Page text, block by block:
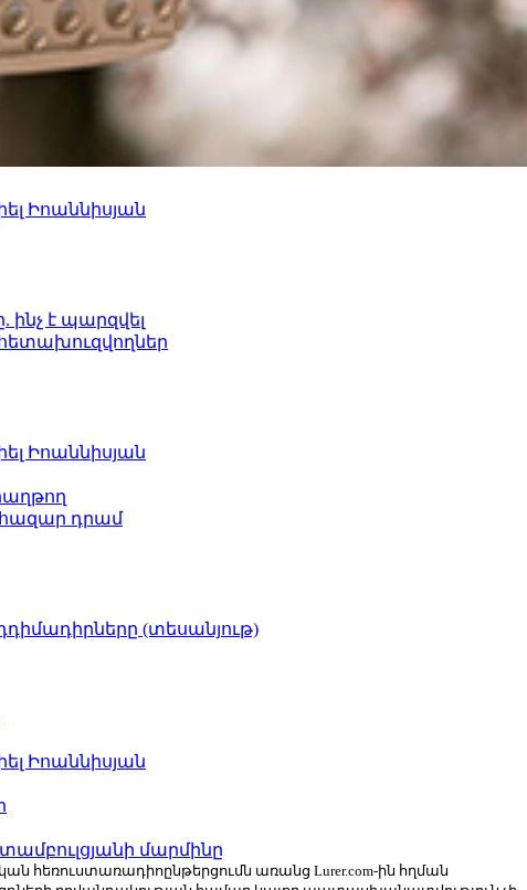
Իոաննիսյան
ինչ է պարզվել
Իոաննիսյան
հազար դրամ
(տեսանյութ)
Իոաննիսյան
մարմինը
հեռուստառադիոընթերցումն առանց Lurer.com-ին հղման